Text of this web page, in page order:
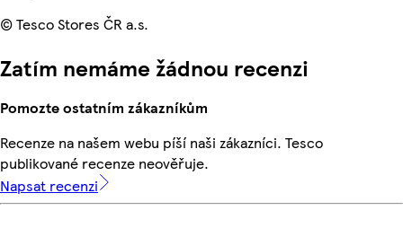
© Tesco Stores ČR a.s.
Zatím nemáme žádnou recenzi
Pomozte ostatním zákazníkům
Recenze na našem webu píší naši zákazníci. Tesco
publikované recenze neověřuje.
Napsat recenzi